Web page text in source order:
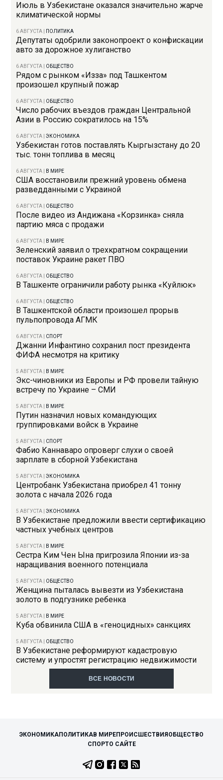
Июль в Узбекистане оказался значительно жарче
климатической нормы
6 АВГУСТА ПОЛИТИКА
Депутаты одобрили законопроект о конфискации
авто за дорожное хулиганство
6 АВГУСТА ОБЩЕСТВО
Рядом с рынком «Изза» под Ташкентом
произошел крупный пожар
6 АВГУСТА ОБЩЕСТВО
Число рабочих въездов граждан Центральной
Азии в Россию сократилось на 15%
6 АВГУСТА |ЭКОНОМИКА
Узбекистан готов поставлять Кыргызстану до 20
тыс. тонн топлива в месяц
6 АВГУСТА В МИРЕ
США восстановили прежний уровень обмена
разведданными с Украиной
6 АВГУСТА ОБЩЕСТВО
После видео из Андижана «Корзинка» сняла
партию мяса с продажи
6 АВГУСТА В МИРЕ
Зеленский заявил о трехкратном сокращении
поставок Украине ракет ПВО
6 АВГУСТА ОБЩЕСТВО
В Ташкенте ограничили работу рынка «Куйлюк»
6 АВГУСТА ОБЩЕСТВО
В Ташкентской области произошел прорыв
пульпопровода АГМК
6 АВГУСТА СПОРТ
Джанни Инфантино сохранил пост президента
ФИФА несмотря на критику
5 АВГУСТА В МИРЕ
Экс-чиновники из Европы и РФ провели тайную
встречу по Украине – СМИ
5 АВГУСТА В МИРЕ
Путин назначил новых командующих
группировками войск в Украине
5 АВГУСТА СПОРТ
Фабио Каннаваро опроверг слухи о своей
зарплате в сборной Узбекистана
5 АВГУСТА |ЭКОНОМИКА
Центробанк Узбекистана приобрел 41 тонну
золота с начала 2026 года
5 АВГУСТА |ЭКОНОМИКА
В Узбекистане предложили ввести сертификацию
частных учебных центров
5 АВГУСТА В МИРЕ
Сестра Ким Чен Ына пригрозила Японии из-за
наращивания военного потенциала
5 АВГУСТА ОБЩЕСТВО
Женщина пыталась вывезти из Узбекистана
золото в подгузнике ребенка
5 АВГУСТА В МИРЕ
Куба обвинила США в «геноцидных» санкциях
5 АВГУСТА ОБЩЕСТВО
В Узбекистане реформируют кадастровую
систему и упростят регистрацию недвижимости
ВСЕ НОВОСТИ
ЭКОНОМИКАПОЛИТИКАВ МИРЕПРОИСШЕСТВИЯ ОБЩЕСТВО
СПОРТО САЙТЕ